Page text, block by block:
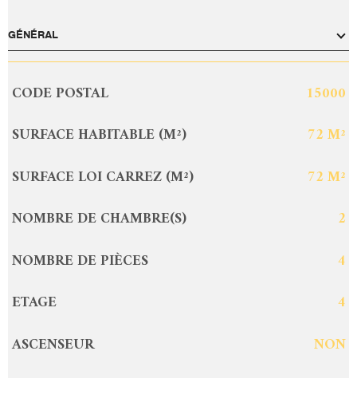
GÉNÉRAL
Caractérisque Valeurs
CODE POSTAL
15000
SURFACE HABITABLE (M²)
72 M²
SURFACE LOI CARREZ (M²)
72 M²
NOMBRE DE CHAMBRE(S)
2
NOMBRE DE PIÈCES
4
ETAGE
4
ASCENSEUR
NON